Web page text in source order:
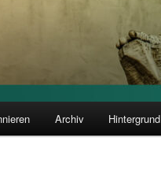
Archiv Hintergrund